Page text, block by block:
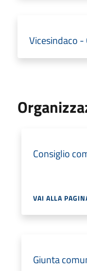
Vicesindaco
Consiglio
VAI ALLA
Giunta